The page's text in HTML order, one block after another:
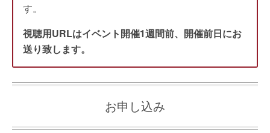
す。
視聴用URLはイベント開催1週間前、開催前日にお
送り致します。
お申し込み